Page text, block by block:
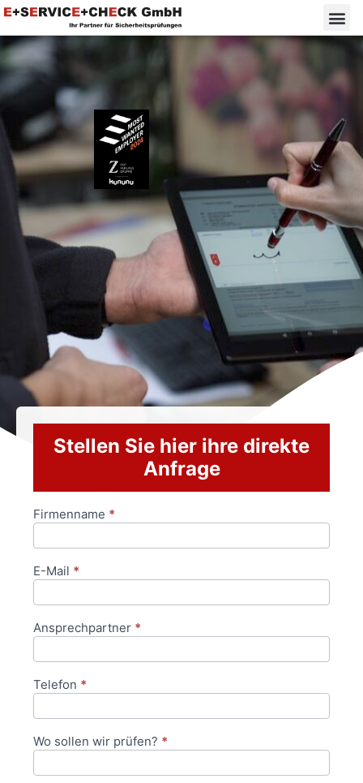
Stellen Sie hier ihre direkte
Anfrage
Anfrageformular
Firmenname *
E-Mail *
Ansprechpartner *
Telefon *
Wo sollen wir prüfen? *